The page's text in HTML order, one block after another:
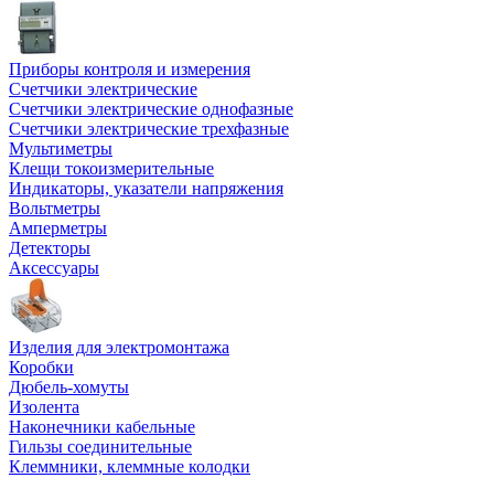
Приборы контроля и измерения
Счетчики электрические
Счетчики электрические однофазные
Счетчики электрические трехфазные
Мультиметры
Клещи токоизмерительные
Индикаторы, указатели напряжения
Вольтметры
Амперметры
Детекторы
Аксессуары
Изделия для электромонтажа
Коробки
Дюбель-хомуты
Изолента
Наконечники кабельные
Гильзы соединительные
Клеммники, клеммные колодки